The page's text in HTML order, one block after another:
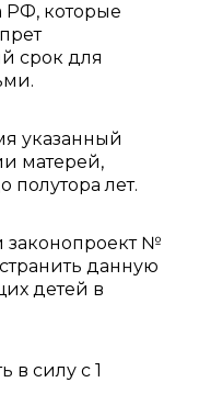
РФ, которые
срок для
указанный
матерей,
полутора лет.
законопроект №
данную
детей в
в силу с 1